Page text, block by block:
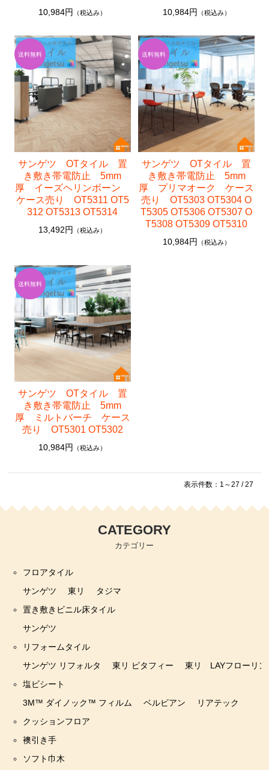
10,984円 （税込み） 10,984円 （税込み）
サンゲツ OTタイル 置
き敷き帯電防止 5mm
厚 イーズヘリンボーン
ケース売り OT5311 OT5
312 OT5313 OT5314
13,492円 （税込み）
サンゲツ OTタイル 置
き敷き帯電防止 5mm
厚 プリマオーク ケース
売り OT5303 OT5304 O
T5305 OT5306 OT5307 O
T5308 OT5309 OT5310
10,984円 （税込み）
サンゲツ OTタイル 置
き敷き帯電防止 5mm
厚 ミルトバーチ ケース
売り OT5301 OT5302
10,984円 （税込み）
表示件数：1～27 / 27
CATEGORY
カテゴリー
フロアタイル
サンゲツ
東リ
タジマ
置き敷きビニル床タイル
サンゲツ
リフォームタイル
サンゲツ リフォルタ
東リ ピタフィー
東リ LAYフローリン
塩ビシート
3M™ ダイノック™ フィルム
ベルビアン
リアテック
クッションフロア
襖引き手
ソフト巾木